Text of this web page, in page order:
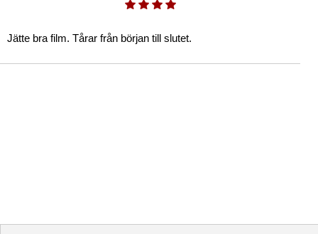
Jätte bra film. Tårar från början till slutet.